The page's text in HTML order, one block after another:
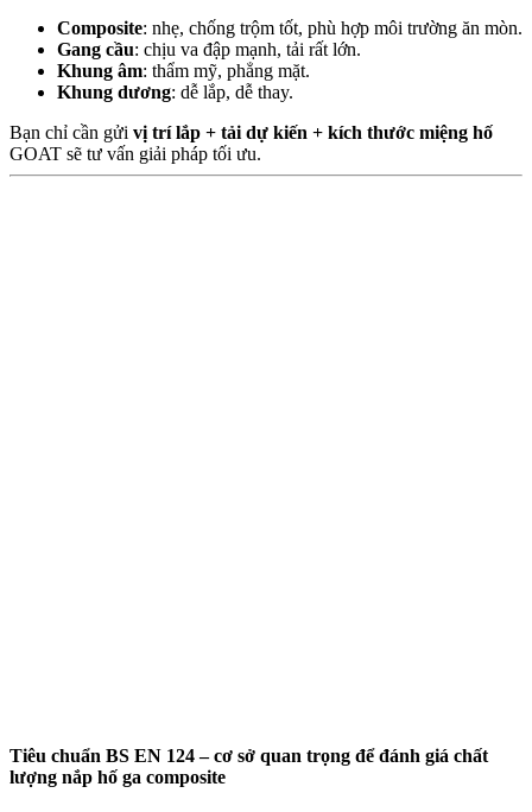
Composite: nhẹ, chống trộm tốt, phù hợp môi trường ăn mòn.
Gang cầu: chịu va đập mạnh, tải rất lớn.
Khung âm: thẩm mỹ, phẳng mặt.
Khung dương: dễ lắp, dễ thay.
Bạn chỉ cần gửi vị trí lắp + tải dự kiến + kích thước miệng hố
GOAT sẽ tư vấn giải pháp tối ưu.
Tiêu chuẩn BS EN 124 – cơ sở quan trọng để đánh giá chất
lượng nắp hố ga composite